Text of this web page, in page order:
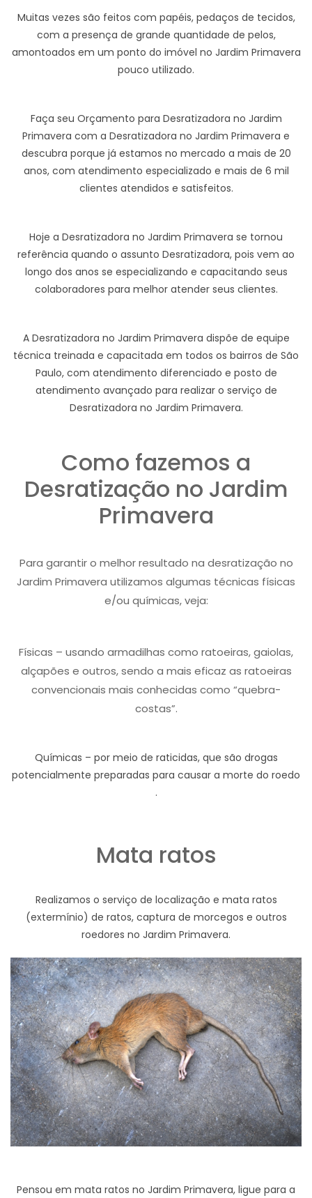
Muitas vezes são feitos com papéis, pedaços de tecidos,
com a presença de grande quantidade de pelos,
amontoados em um ponto do imóvel no Jardim Primavera
pouco utilizado.
Faça seu Orçamento para Desratizadora no Jardim
Primavera com a Desratizadora no Jardim Primavera e
descubra porque já estamos no mercado a mais de 20
anos, com atendimento especializado e mais de 6 mil
clientes atendidos e satisfeitos.
Hoje a Desratizadora no Jardim Primavera se tornou
referência quando o assunto Desratizadora, pois vem ao
longo dos anos se especializando e capacitando seus
colaboradores para melhor atender seus clientes.
A Desratizadora no Jardim Primavera dispõe de equipe
técnica treinada e capacitada em todos os bairros de São
Paulo, com atendimento diferenciado e posto de
atendimento avançado para realizar o serviço de
Desratizadora no Jardim Primavera.
Como fazemos a
Desratização no Jardim
Primavera
Para garantir o melhor resultado na desratização no
Jardim Primavera utilizamos algumas técnicas físicas
e/ou químicas, veja:
Físicas – usando armadilhas como ratoeiras, gaiolas,
alçapões e outros, sendo a mais eficaz as ratoeiras
convencionais mais conhecidas como “quebra-
costas”.
Químicas – por meio de raticidas, que são drogas
potencialmente preparadas para causar a morte do roedo
.
Mata ratos
Realizamos o serviço de localização e mata ratos
(extermínio) de ratos, captura de morcegos e outros
roedores no Jardim Primavera.
Pensou em mata ratos no Jardim Primavera, ligue para a